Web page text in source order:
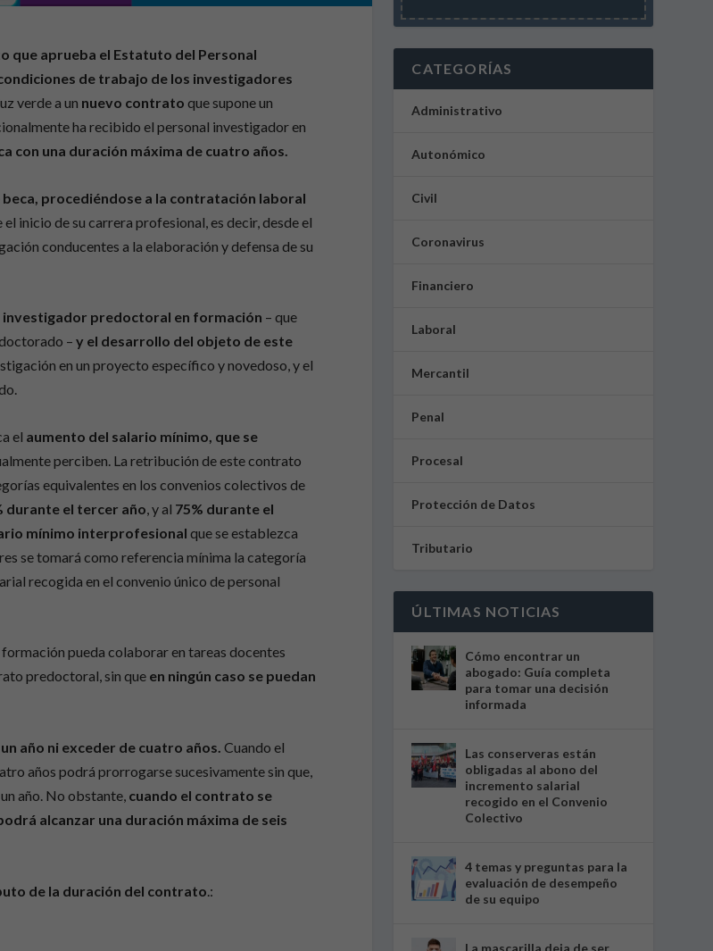
que aprueba el Estatuto del Personal
de trabajo de los investigadores
verde a un nuevo contratoque supone un
ha recibido el personal investigador en
con una duración máxima de cuatro años.
procediéndose a la contratación laboral
inicio de su carrera profesional, es decir, desde el
conducentes a la elaboración y defensa de su
investigador predoctoral en formación – que
–y el desarrollo del objeto de este
en un proyecto específico y novedoso, y el
el aumento del salario mínimo, que se
perciben. La retribución de este contrato
equivalentes en los convenios colectivos de
durante el tercer año , y al 75% durante el
mínimo interprofesionalque se establezca
se tomará como referencia mínima la categoría
recogida en el convenio único de personal
pueda colaborar en tareas docentes
predoctoral, sin que en ningún caso se puedan
año ni exceder de cuatro años.Cuando el
años podrá prorrogarse sucesivamente sin que,
año. No obstante, cuando el contrato se
alcanzar una duración máxima de seis
de la duración del contrato .:
CATEGORÍAS
Administrativo
Autonómico
Civil
Coronavirus
Financiero
Laboral
Mercantil
Penal
Procesal
Protección de Datos
Tributario
ÚLTIMAS NOTICIAS
Cómo encontrar un
abogado: Guía completa
para tomar una decisión
informada
Las conserveras están
obligadas al abono del
incremento salarial
recogido en el Convenio
Colectivo
4 temas y preguntas para la
evaluación de desempeño
de su equipo
La mascarilla deja de ser